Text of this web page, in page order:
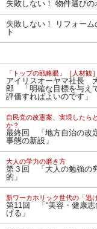
失敗しない！ 物件選びの
失敗しない！ リフォーム
ト
「トップの戦略眼」［人材観］
アイリスオーヤマ社長
郎 「明確な目標を与え
評価すればよいのです」
自民党の改憲案、実現したら
か？
最終回 「地方自治の改
事態の新設」
大人の学力の磨き方
第３回 「大人の勉強の
的」
新ワーカホリック世代の「逃
第11回 「“美容・健康志
げる」